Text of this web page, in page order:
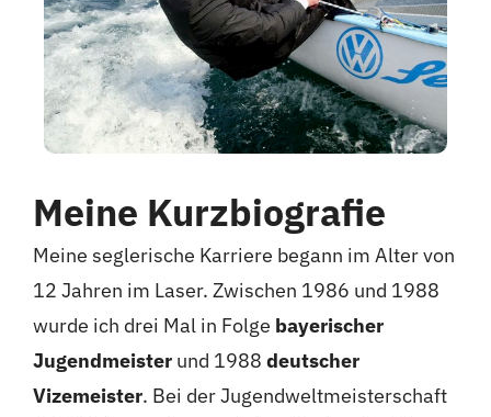
Meine Kurzbiografie
Meine seglerische Karriere begann im Alter von
12 Jahren im Laser. Zwischen 1986 und 1988
wurde ich drei Mal in Folge bayerischer
Jugendmeisterund 1988 deutscher
Vizemeister. Bei der Jugendweltmeisterschaft